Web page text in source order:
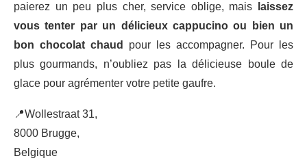
paierez un peu plus cher, service oblige, mais
laissez
vous tenter par un délicieux cappucino ou bien un
bon chocolat chaud
pour les accompagner. Pour les
plus gourmands, n’oubliez pas la délicieuse boule de
glace pour agrémenter votre petite gaufre.
📍Wollestraat 31,
8000 Brugge,
Belgique